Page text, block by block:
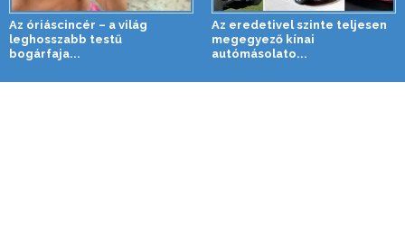
Az óriáscincér – a világ
leghosszabb testű
bogárfaja...
Az eredetivel szinte teljesen
megegyező kínai
autómásolato...